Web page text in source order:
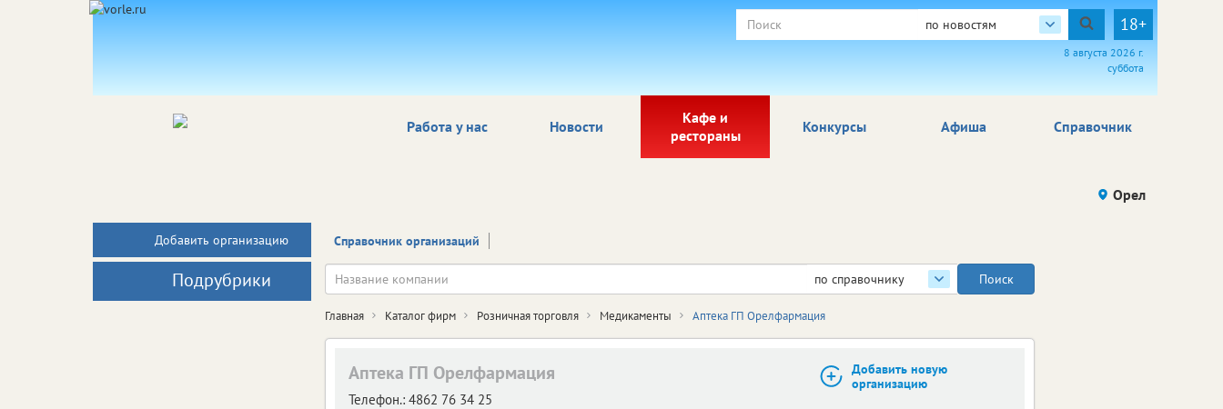
по новостям 18+
8 августа 2026 г.
суббота
Работа у нас Новости
Кафе и
рестораны
Афиша Справочник
Конкурсы
Орел
Справочник организаций
по справочнику
Главная Каталог фирм Розничная торговля Медикаменты Аптека ГП Орелфармация
Аптека ГП Орелфармация
Телефон.: 4862 76 34 25
Добавить новую
организацию
Добавить организацию
Подрубрики